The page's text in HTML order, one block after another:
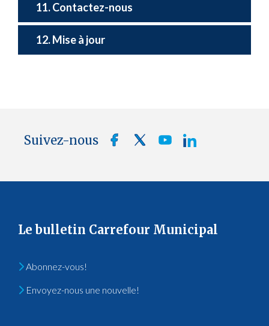
11. Contactez-nous
12. Mise à jour
Suivez-nous
Le bulletin Carrefour Municipal
Abonnez-vous!
Envoyez-nous une nouvelle!